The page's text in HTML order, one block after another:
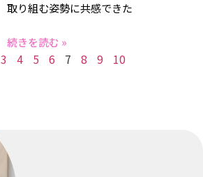
取り組む姿勢に共感できた
続きを読む »
3 4 5 6 7 8 9 10